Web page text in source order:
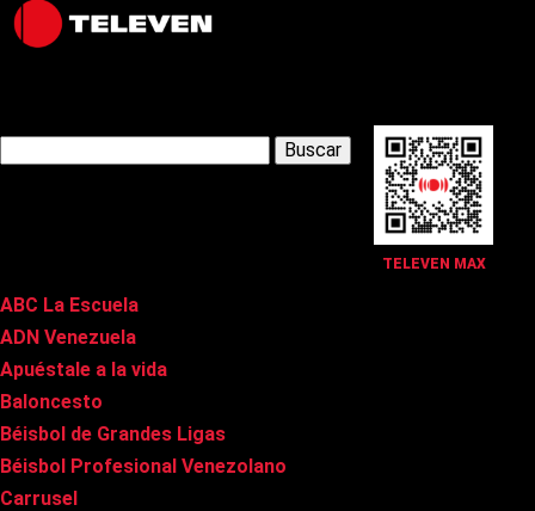
TELEVEN MAX
Latest Posts
ABC La Escuela
ADN Venezuela
Apuéstale a la vida
Baloncesto
Béisbol de Grandes Ligas
Béisbol Profesional Venezolano
Carrusel